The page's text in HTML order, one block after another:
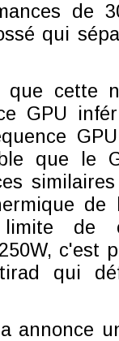
de
qui
que cette
GPU
que le
de
c'est
qui
annonce